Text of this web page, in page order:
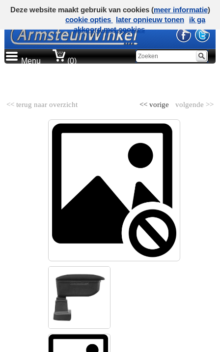
Menu (0)
<< terug naar overzicht volgende >>
<< vorige
Deze website maakt gebruik van cookies (meer informatie)
cookie opties
later opnieuw tonen
ik ga
akkoord met cookies